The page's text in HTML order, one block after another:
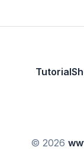
Tutorial
© 2026